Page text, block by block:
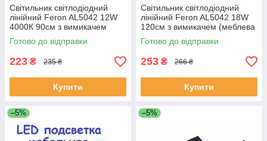
Світильник світлодіодний
лінійний Feron AL5042 12W
4000К 90см з вимикачем
(меблева підсвітка) 960Lm
Готово до відправки
223 ₴ 235 ₴
Купити
Світильник світлодіодний
лінійний Feron AL5042 18W
120см з вимикачем (меблева
підсвітка) 1350LM
Готово до відправки
253 ₴ 266 ₴
Купити
–5% –5%